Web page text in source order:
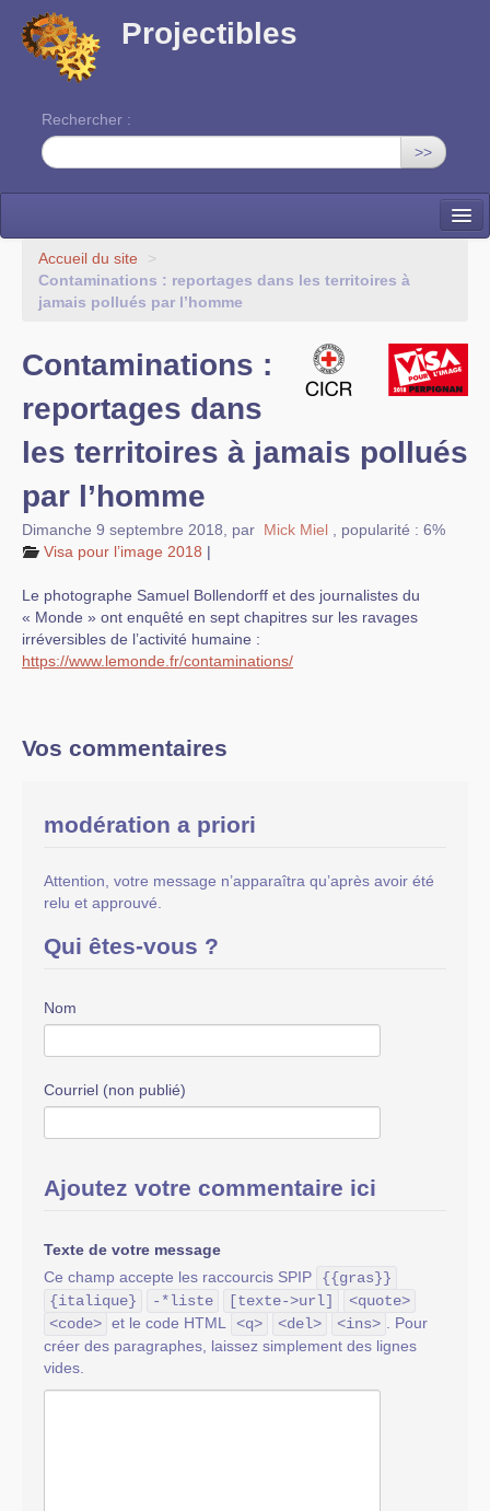
Projectibles
Rechercher :
>>
La ruche
Une classe à projets
Accueil du site
>
Contaminations : reportages dans les territoires à
jamais pollués par l’homme
Contaminations :
reportages dans
les territoires à jamais pollués
par l’homme
Dimanche 9 septembre 2018 par Mick Miel
popularité : 6%
Visa pour l’image 2018 |
Le photographe Samuel Bollendorff et des journalistes du
« Monde » ont enquêté en sept chapitres sur les ravages
irréversibles de l’activité humaine :
https://www.lemonde.fr/contaminations/
Vos commentaires
modération a priori
Attention, votre message n’apparaîtra qu’après avoir été
relu et approuvé.
Qui êtes-vous ?
Nom
Courriel (non publié)
Ajoutez votre commentaire ici
Texte de votre message
Ce champ accepte les raccourcis SPIP
{{gras}}
{italique}
-*liste [texte->url]
<quote>
<code> et le code HTML <q> <del> <ins>
. Pour
créer des paragraphes, laissez simplement des lignes
vides.